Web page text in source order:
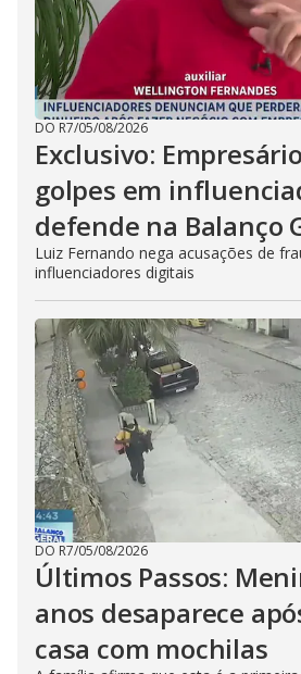
DO R7/05/08/2026
Exclusivo:
golpes em
defende na Balanço
Luiz Fernando nega acusações de
influenciadores digitais
DO R7/05/08/2026
Últimos Passos:
anos desaparece
casa com mochilas